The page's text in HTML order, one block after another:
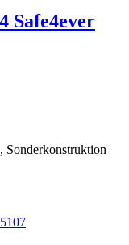
Safe4ever
Sonderkonstruktion